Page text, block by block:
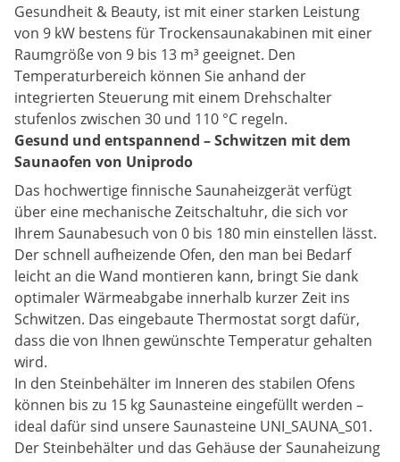
Gesundheit & Beauty, ist mit einer starken Leistung
von 9 kW bestens für Trockensaunakabinen mit einer
Raumgröße von 9 bis 13 m³ geeignet. Den
Temperaturbereich können Sie anhand der
integrierten Steuerung mit einem Drehschalter
stufenlos zwischen 30 und 110 °C regeln.
Gesund und entspannend – Schwitzen mit dem
Saunaofen von Uniprodo
Das hochwertige finnische Saunaheizgerät verfügt
über eine mechanische Zeitschaltuhr, die sich vor
Ihrem Saunabesuch von 0 bis 180 min einstellen lässt.
Der schnell aufheizende Ofen, den man bei Bedarf
leicht an die Wand montieren kann, bringt Sie dank
optimaler Wärmeabgabe innerhalb kurzer Zeit ins
Schwitzen. Das eingebaute Thermostat sorgt dafür,
dass die von Ihnen gewünschte Temperatur gehalten
wird.
In den Steinbehälter im Inneren des stabilen Ofens
können bis zu 15 kg Saunasteine eingefüllt werden –
ideal dafür sind unsere Saunasteine UNI_SAUNA_S01.
Der Steinbehälter und das Gehäuse der Saunaheizung